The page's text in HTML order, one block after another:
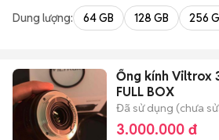
Dung lượng: 64 GB 128 GB 256
Ống kính Viltrox
FULL BOX
Đã sử dụng (chưa
3.000.000 đ